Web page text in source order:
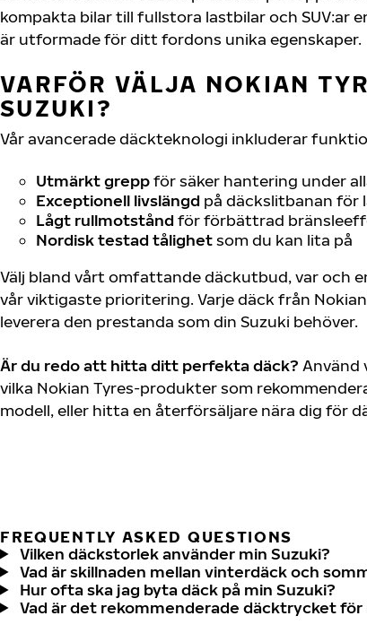
kompakta bilar till fullstora lastbilar och SUV:ar
är utformade för ditt fordons unika egenskaper.
VARFÖR VÄLJA NOKIAN
SUZUKI?
Vår avancerade däckteknologi inkluderar
Utmärkt greppför säker hantering under
Exceptionell livslängd på däckslitbanan för
Lågt rullmotstånd för förbättrad
Nordisk testad tålighetsom du kan lita på
Välj bland vårt omfattande däckutbud, var och
vår viktigaste prioritering. Varje däck från
leverera den prestanda som din Suzuki behöver.
Är du redo att hitta ditt perfekta däck? Använd
vilka Nokian Tyres-produkter som
modell, eller hitta en återförsäljare nära dig för
FREQUENTLY ASKED QUESTIONS
Vilken däckstorlek använder min Suzuki?
Vad är skillnaden mellan vinterdäck och
Hur ofta ska jag byta däck på min Suzuki?
Vad är det rekommenderade däcktrycket för